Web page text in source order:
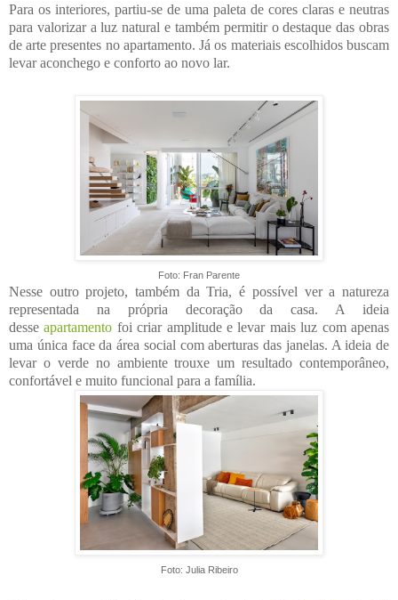
Para os interiores, partiu-se de uma paleta de cores claras e neutras
para valorizar a luz natural e também permitir o destaque das obras
de arte presentes no apartamento. Já os materiais escolhidos buscam
levar aconchego e conforto ao novo lar.
Foto: Fran Parente
Nesse outro projeto, também da Tria, é possível ver a natureza
representada na própria decoração da casa. A ideia
desse apartamento foi criar amplitude e levar mais luz com apenas
uma única face da área social com aberturas das janelas. A ideia de
levar o verde no ambiente trouxe um resultado contemporâneo,
confortável e muito funcional para a família.
Foto: Julia Ribeiro